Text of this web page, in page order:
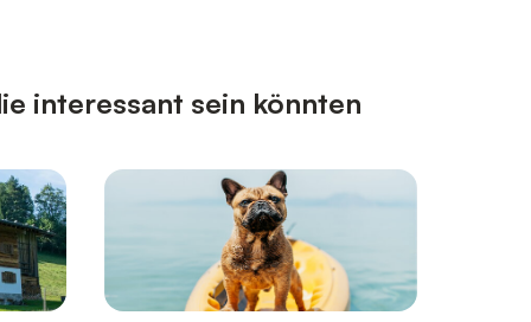
interessant sein könnten